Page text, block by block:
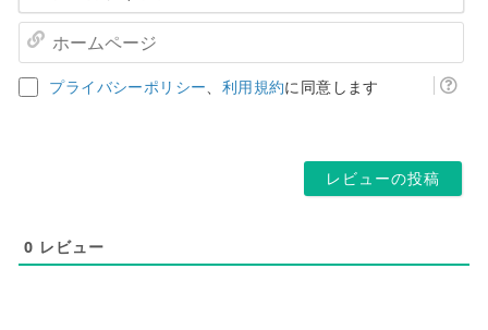
ア
ー
プライバシーポリシー、 利用規約に同意します
0 レビュー